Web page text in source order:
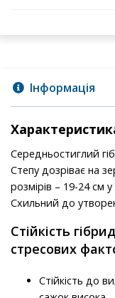
Інформація
Середньостиглий
Степу дозріває на
розмірів – 19-24 см
Схильний до
Стійкість
стресових
Стійкість до